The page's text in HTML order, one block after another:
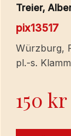
Treier,
pix13517
Würzburg,
pl.-s.
150kr